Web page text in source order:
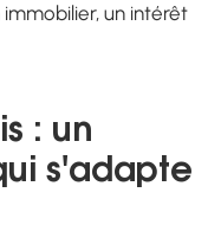
un intérêt
: un
s'adapte